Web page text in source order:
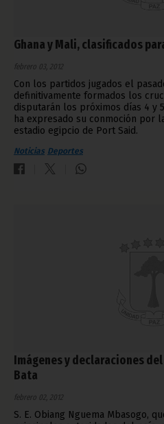
Ghana y Mali, clasificados
febrero 03, 2012
Con los partidos jugados el
definitivamente formados los
disputarán los próximos días 4 y
ha expresado su conmoción por
estadio egipcio de Port Said.
Noticias Deportes
Imágenes y declaraciones
Bata
febrero 02, 2012
S. E. Obiang Nguema Mbasogo,